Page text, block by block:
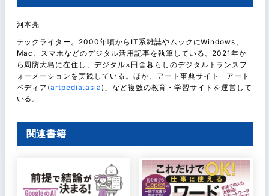
河本亮
テックライター。2000年頃からIT系雑誌やムックにWindows、
Mac、スマホなどのデジタル活用記事を執筆している。2021年か
ら周防大島に在住し、デジタル×田舎暮らしのデジタルトランスフ
ォーメーションを実践している。ほか、アート事典サイト「アート
ペディア(artpedia.asia)」など複数の教育・学習サイトを運営して
いる。
関連書籍